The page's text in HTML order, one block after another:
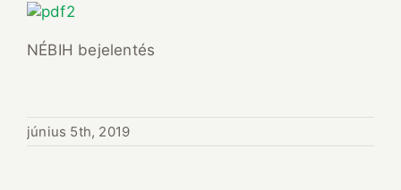
NÉBIH bejelentés
június 5th, 2019